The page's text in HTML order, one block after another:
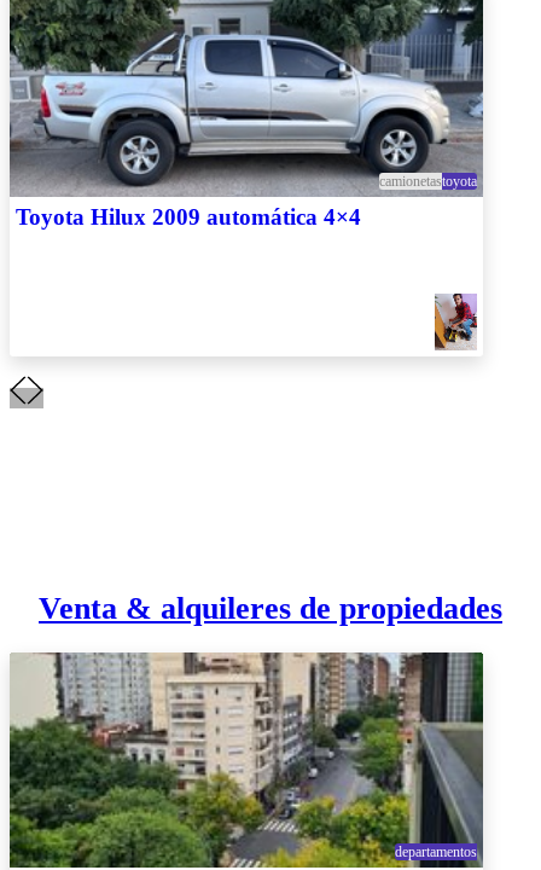
camionetastoyota
Toyota Hilux 2009 automática 4×4
Venta & alquileres de propiedades
departamentos